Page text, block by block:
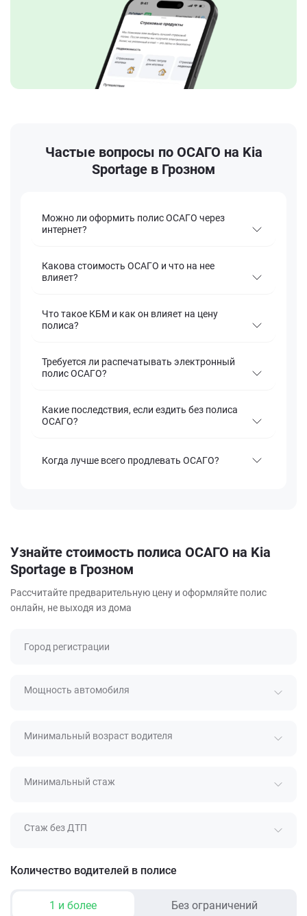
Частые вопросы по ОСАГО на Kia
Sportage в Грозном
Можно ли оформить полис ОСАГО через
интернет?
Какова стоимость ОСАГО и что на нее
влияет?
Что такое КБМ и как он влияет на цену
полиса?
Требуется ли распечатывать электронный
полис ОСАГО?
Какие последствия, если ездить без полиса
ОСАГО?
Когда лучше всего продлевать ОСАГО?
Узнайте стоимость полиса ОСАГО на Kia
Sportage в Грозном
Рассчитайте предварительную цену и оформляйте полис
онлайн, не выходя из дома
Город регистрации
Мощность автомобиля
Минимальный возраст водителя
Минимальный стаж
Стаж без ДТП
Количество водителей в полисе
1 и более Без ограничений